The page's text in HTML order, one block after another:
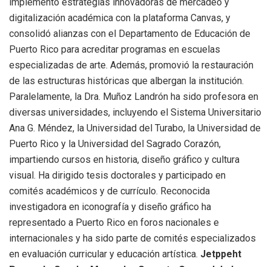
digitalización académica con la plataforma Canvas, y
consolidó alianzas con el Departamento de Educación de
Puerto Rico para acreditar programas en escuelas
especializadas de arte. Además, promovió la restauración
de las estructuras históricas que albergan la institución.
Paralelamente, la Dra. Muñoz Landrón ha sido profesora en
diversas universidades, incluyendo el Sistema Universitario
Ana G. Méndez, la Universidad del Turabo, la Universidad de
Puerto Rico y la Universidad del Sagrado Corazón,
impartiendo cursos en historia, diseño gráfico y cultura
visual. Ha dirigido tesis doctorales y participado en
comités académicos y de currículo. Reconocida
investigadora en iconografía y diseño gráfico ha
representado a Puerto Rico en foros nacionales e
internacionales y ha sido parte de comités especializados
en evaluación curricular y educación artística. Jetppeht